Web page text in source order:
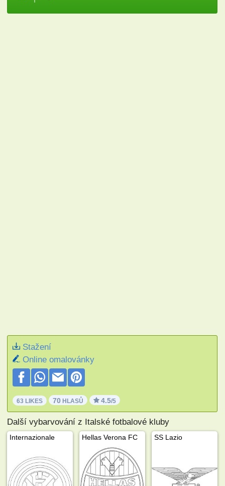
Stažení
Online omalovánky
63 LIKES 70 HLASŮ 4.5/5
Další vybarvování z Italské fotbalové kluby
Internazionale Hellas Verona FC SS Lazio